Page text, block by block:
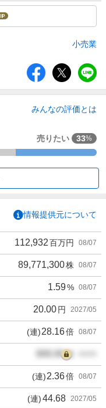
小売業
みんなの評価とは
売りたい 33%
情報提供元について
112,932百万円 08/07
89,771,300株 08/07
1.59% 08/07
20.00円 2027/05
(連)28.16倍 08/07
000.00倍
(連)2.36倍 08/07
(連)44.68 2027/05